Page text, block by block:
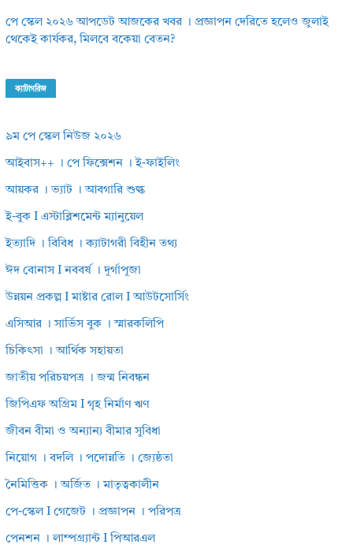
পে স্কেল ২০২৬ আপডেট আজকের খবর । প্রজ্ঞাপন দেরিতে হলেও জুলাই
থেকেই কার্যকর, মিলবে বকেয়া বেতন?
ক্যাটাগরিজ
৯ম পে স্কেল নিউজ ২০২৬
আইবাস++ । পে ফিক্সেশন । ই-ফাইলিং
আয়কর । ভ্যাট । আবগারি শুল্ক
ই-বুক I এস্টাব্লিশমেন্ট ম্যানুয়েল
ইত্যাদি । বিবিধ । ক্যাটাগরী বিহীন তথ্য
ঈদ বোনাস I নববর্ষ । দূর্গাপূজা
উন্নয়ন প্রকল্প I মাষ্টার রোল I আউটসোর্সিং
এসিআর । সার্ভিস বুক । স্মারকলিপি
চিকিৎসা । আর্থিক সহায়তা
জাতীয় পরিচয়পত্র । জন্ম নিবন্ধন
জিপিএফ অগ্রিম I গৃহ নির্মাণ ঋণ
জীবন বীমা ও অন্যান্য বীমার সুবিধা
নিয়োগ । বদলি । পদোন্নতি । জ্যেষ্ঠতা
নৈমিত্তিক । অর্জিত । মাতৃত্বকালীন
পে-স্কেল I গেজেট । প্রজ্ঞাপন । পরিপত্র
পেনশন । লাম্পগ্র্যান্ট I পিআরএল